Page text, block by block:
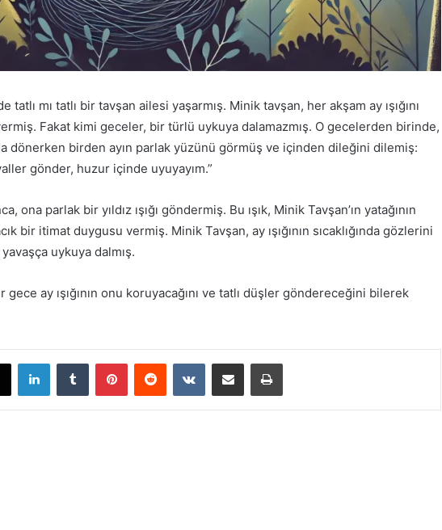
mı tatlı bir tavşan ailesi yaşarmış. Minik tavşan, her akşam ay ışığını
Fakat kimi geceler, bir türlü uykuya dalamazmış. O gecelerden birinde,
dönerken birden ayın parlak yüzünü görmüş ve içinden dileğini dilemiş:
gönder, huzur içinde uyuyayım.”
ona parlak bir yıldız ışığı göndermiş. Bu ışık, Minik Tavşan’ın yatağının
bir itimat duygusu vermiş. Minik Tavşan, ay ışığının sıcaklığında gözlerini
uykuya dalmış.
ay ışığının onu koruyacağını ve tatlı düşler göndereceğini bilerek
LinkedInTumblr PinterestReddit VKontakteE-Posta ile paylaş Yazdır